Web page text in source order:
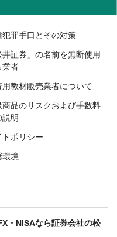
犯罪手口とその対策
井証券」の名前を無断使用
業者
用教材販売業者について
商品のリスクおよび手数料
説明
トポリシー
環境
・NISAなら証券会社の松